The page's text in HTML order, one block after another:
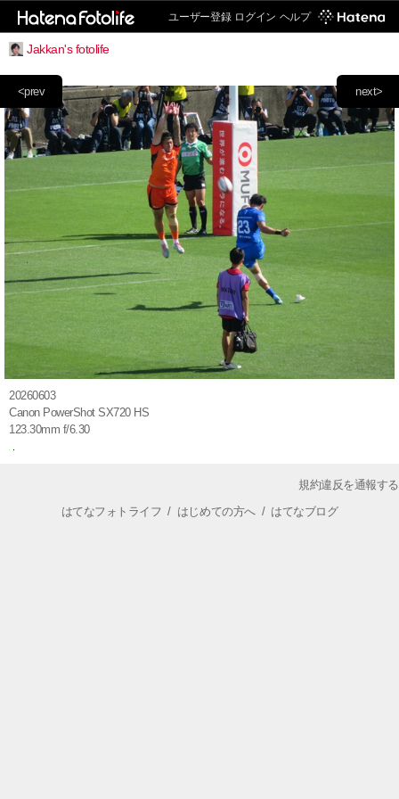
ユーザー登録 ログイン ヘルプ
Jakkan's fotolife
next>
<prev
20260603
Canon PowerShot SX720 HS
123.30mm f/6.30
規約違反を通報する
はてなフォトライフ / はじめての方へ/ はてなブログ